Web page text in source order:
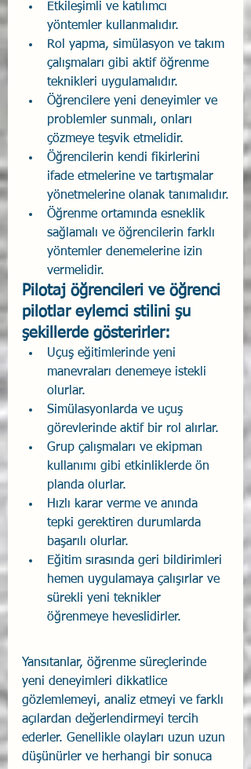
Etkileşimli ve katılımcı
yöntemler kullanmalıdır.
Rol yapma, simülasyon ve takım
çalışmaları gibi aktif öğrenme
teknikleri uygulamalıdır.
Öğrencilere yeni deneyimler ve
problemler sunmalı, onları
çözmeye teşvik etmelidir.
Öğrencilerin kendi fikirlerini
ifade etmelerine ve tartışmalar
yönetmelerine olanak tanımalıdır.
Öğrenme ortamında esneklik
sağlamalı ve öğrencilerin farklı
yöntemler denemelerine izin
vermelidir.
Pilotaj öğrencileri ve öğrenci
pilotlar eylemci stilini şu
şekillerde gösterirler:
Uçuş eğitimlerinde yeni
manevraları denemeye istekli
olurlar.
Simülasyonlarda ve uçuş
görevlerinde aktif bir rol alırlar.
Grup çalışmaları ve ekipman
kullanımı gibi etkinliklerde ön
planda olurlar.
Hızlı karar verme ve anında
tepki gerektiren durumlarda
başarılı olurlar.
Eğitim sırasında geri bildirimleri
hemen uygulamaya çalışırlar ve
sürekli yeni teknikler
öğrenmeye heveslidirler.
Yansıtanlar, öğrenme süreçlerinde
yeni deneyimleri dikkatlice
gözlemlemeyi, analiz etmeyi ve farklı
açılardan değerlendirmeyi tercih
ederler. Genellikle olayları uzun uzun
düşünürler ve herhangi bir sonuca